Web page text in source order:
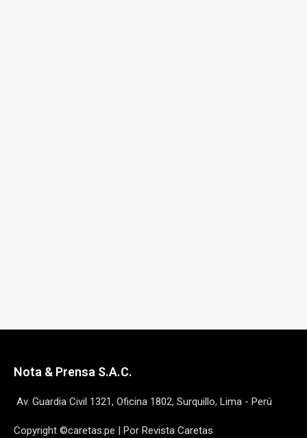
Nota & Prensa S.A.C.
Av. Guardia Civil 1321, Oficina 1802, Surquillo, Lima - Perú
Copyright ©caretas.pe | Por Revista Caretas